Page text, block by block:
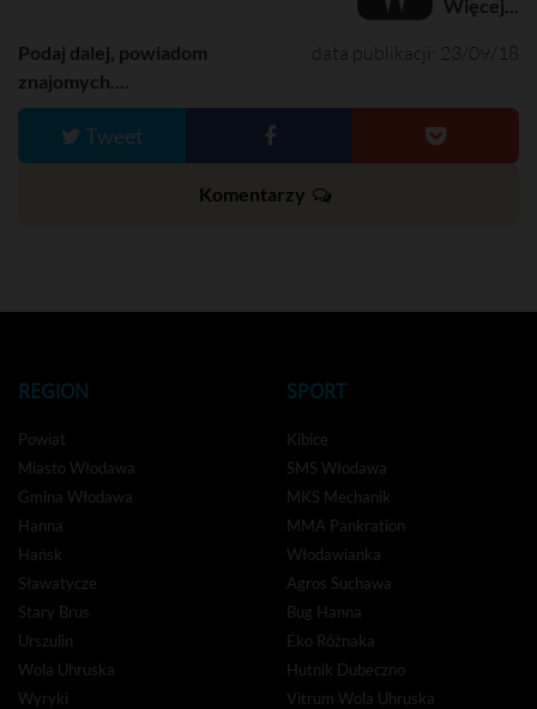
Więcej...
data publikacji: 23/09/18
Podaj dalej, powiadom
znajomych....
Tweet
Komentarzy
REGION
Powiat
Miasto Włodawa
Gmina Włodawa
Hanna
Hańsk
Sławatycze
Stary Brus
Urszulin
Wola Uhruska
Wyryki
SPORT
Kibice
SMS Włodawa
MKS Mechanik
MMA Pankration
Włodawianka
Agros Suchawa
Bug Hanna
Eko Różnaka
Hutnik Dubeczno
Vitrum Wola Uhruska